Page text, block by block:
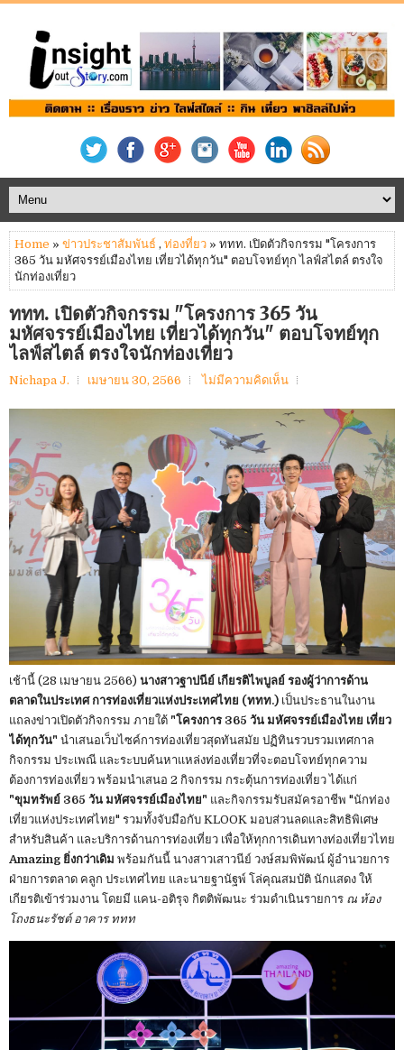
Home » ข่าวประชาสัมพันธ์ , ท่องที่ยว » ททท. เปิดตัวกิจกรรม "โครงการ
365 วัน มหัศจรรย์เมืองไทย เที่ยวได้ทุกวัน" ตอบโจทย์ทุก ไลฟ์สไตล์ ตรงใจ
นักท่องเที่ยว
ททท. เปิดตัวกิจกรรม "โครงการ 365 วัน
มหัศจรรย์เมืองไทย เที่ยวได้ทุกวัน" ตอบโจทย์ทุก
ไลฟ์สไตล์ ตรงใจนักท่องเที่ยว
Nichapa J. เมษายน 30, 2566 ไม่มีความคิดเห็น
เช้านี้ (28 เมษายน 2566) นางสาวฐาปนีย์ เกียรติไพบูลย์ รองผู้ว่าการด้าน
ตลาดในประเทศ การท่องเที่ยวแห่งประเทศไทย (ททท.) เป็นประธานในงาน
แถลงข่าวเปิดตัวกิจกรรม ภายใต้ "โครงการ 365 วัน มหัศจรรย์เมืองไทย เที่ยว
ได้ทุกวัน" นำเสนอเว็บไซค์การท่องเที่ยวสุดทันสมัย ปฏิทินรวบรวมเทศกาล
กิจกรรม ประเพณี และระบบค้นหาแหล่งท่องเที่ยวที่จะตอบโจทย์ทุกความ
ต้องการท่องเที่ยว พร้อมนำเสนอ 2 กิจกรรม กระตุ้นการท่องเที่ยว ได้แก่
"ขุมทรัพย์ 365 วัน มหัศจรรย์เมืองไทย" และกิจกรรมรับสมัครอาชีพ "นักท่อง
เที่ยวแห่งประเทศไทย" รวมทั้งจับมือกับ KLOOK มอบส่วนลดและสิทธิพิเศษ
สำหรับสินค้า และบริการด้านการท่องเที่ยว เพื่อให้ทุกการเดินทางท่องเที่ยวไทย
Amazing ยิ่งกว่าเดิม พร้อมกันนี้ นางสาวเสาวนีย์ วงษ์สมพิพัฒน์ ผู้อำนวยการ
ฝ่ายการตลาด คลูก ประเทศไทย และนายฐานัฐพ์ โล่คุณสมบัติ นักแสดง ให้
เกียรติเข้าร่วมงาน โดยมี แคน-อติรุจ กิตติพัฒนะ ร่วมดำเนินรายการ ณ ห้อง
โถงธนะรัชต์ อาคาร ททท